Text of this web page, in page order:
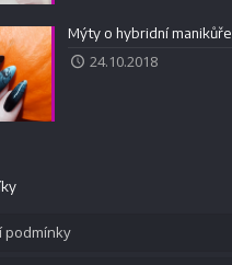
Mýty o hybridní manikůře
24.10.2018
podmínky